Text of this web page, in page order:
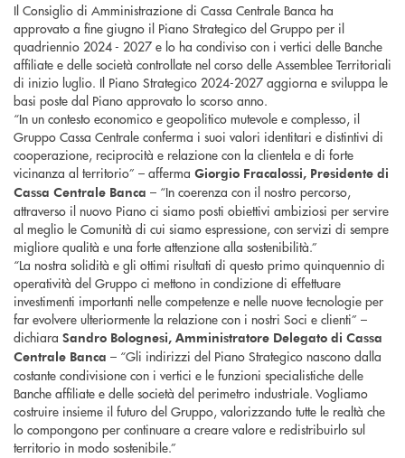
Il Consiglio di Amministrazione di Cassa Centrale Banca ha
approvato a fine giugno il Piano Strategico del Gruppo per il
quadriennio 2024 - 2027 e lo ha condiviso con i vertici delle Banche
affiliate e delle società controllate nel corso delle Assemblee Territoriali
di inizio luglio. Il Piano Strategico 2024-2027 aggiorna e sviluppa le
basi poste dal Piano approvato lo scorso anno.
“In un contesto economico e geopolitico mutevole e complesso, il
Gruppo Cassa Centrale conferma i suoi valori identitari e distintivi di
cooperazione, reciprocità e relazione con la clientela e di forte
vicinanza al territorio” – afferma Giorgio Fracalossi, Presidente di
Cassa Centrale Banca – “In coerenza con il nostro percorso,
attraverso il nuovo Piano ci siamo posti obiettivi ambiziosi per servire
al meglio le Comunità di cui siamo espressione, con servizi di sempre
migliore qualità e una forte attenzione alla sostenibilità.”
“La nostra solidità e gli ottimi risultati di questo primo quinquennio di
operatività del Gruppo ci mettono in condizione di effettuare
investimenti importanti nelle competenze e nelle nuove tecnologie per
far evolvere ulteriormente la relazione con i nostri Soci e clienti” –
dichiara Sandro Bolognesi, Amministratore Delegato di Cassa
Centrale Banca – “Gli indirizzi del Piano Strategico nascono dalla
costante condivisione con i vertici e le funzioni specialistiche delle
Banche affiliate e delle società del perimetro industriale. Vogliamo
costruire insieme il futuro del Gruppo, valorizzando tutte le realtà che
lo compongono per continuare a creare valore e redistribuirlo sul
territorio in modo sostenibile.”